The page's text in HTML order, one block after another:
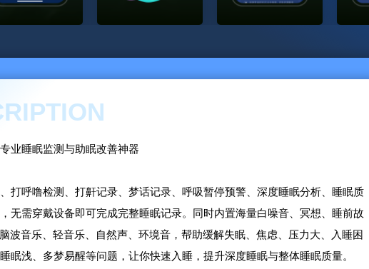
业睡眠监测与助眠改善神器
打呼噜检测、打鼾记录、梦话记录、呼吸暂停预警、深度睡眠分析、睡眠质
无需穿戴设备即可完成完整睡眠记录。同时内置海量白噪音、冥想、睡前故
波音乐、轻音乐、自然声、环境音，帮助缓解失眠、焦虑、压力大、入睡困
眠浅、多梦易醒等问题，让你快速入睡，提升深度睡眠与整体睡眠质量。